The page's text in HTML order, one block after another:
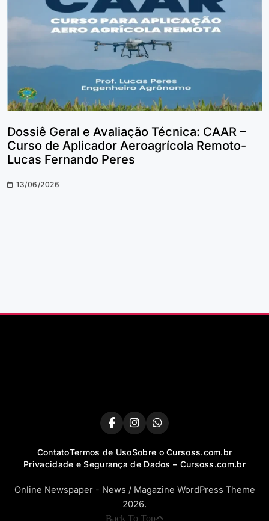
Dossiê Geral e Avaliação Técnica: CAAR –
Curso de Aplicador Aeroagrícola Remoto-
Lucas Fernando Peres
13/06/2026
ContatoTermos de UsoSobre o Cursoss.com.br
Privacidade e Segurança de Dados – Cursoss.com.br
Online Newspaper - News / Magazine WordPress Theme
2026.
Back To Top